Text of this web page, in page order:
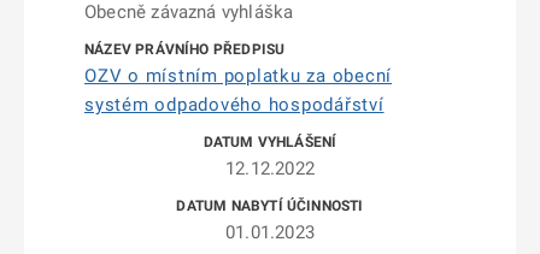
Obecně závazná vyhláška
OZV o místním poplatku za obecní
systém odpadového hospodářství
12.12.2022
01.01.2023